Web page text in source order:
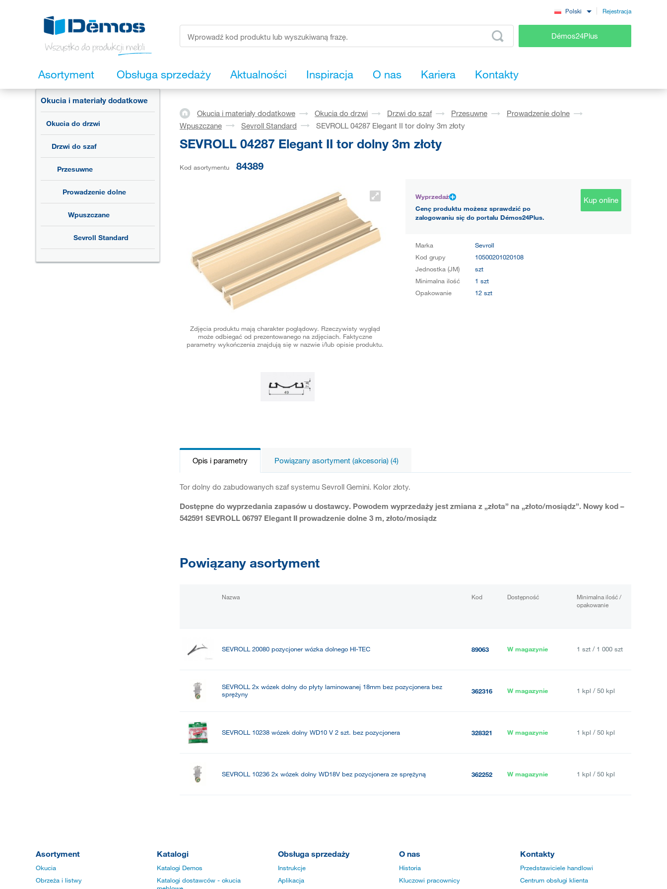
Polski Rejestracja
Démos24Plus
Asortyment Obsługa sprzedaży Aktualności Inspiracja O nas Kariera Kontakty
Okucia i materiały dodatkowe
Okucia do drzwi
Drzwi do szaf
Przesuwne
Prowadzenie dolne
Wpuszczane
Sevroll Standard
Okucia i materiały dodatkowe Okucia do drzwi Drzwi do szaf Przesuwne
Prowadzenie dolne
Wpuszczane
Sevroll Standard SEVROLL 04287 Elegant II tor dolny 3m złoty
SEVROLL 04287 Elegant II tor dolny 3m złoty
Kod asortymentu 84389
Zdjęcia produktu mają charakter poglądowy. Rzeczywisty wygląd
może odbiegać od prezentowanego na zdjęciach. Faktyczne
parametry wykończenia znajdują się w nazwie i/lub opisie produktu.
Wyprzedaż
Cenę produktu możesz sprawdzić po
zalogowaniu się do portalu Démos24Plus.
Kup online
Marka
Sevroll
Kod grupy
10500201020108
Jednostka (JM)
szt
Minimalna ilość
1 szt
Opakowanie
12 szt
Opis i parametry Powiązany asortyment (akcesoria) (4)
Tor dolny do zabudowanych szaf systemu Sevroll Gemini. Kolor złoty.
Dostępne do wyprzedania zapasów u dostawcy. Powodem wyprzedaży jest zmiana z „złota” na „złoto/mosiądz”. Nowy kod –
542591 SEVROLL 06797 Elegant II prowadzenie dolne 3 m, złoto/mosiądz
Powiązany asortyment
Nazwa Kod Dostępność
Minimalna ilość /
opakowanie
SEVROLL 20080 pozycjoner wózka dolnego HI-TEC 89063 W magazynie 1 szt / 1 000 szt
SEVROLL 2x wózek dolny do płyty laminowanej 18mm bez pozycjonera bez
sprężyny
362316 W magazynie 1 kpl / 50 kpl
SEVROLL 10238 wózek dolny WD10 V 2 szt. bez pozycjonera 328321 W magazynie 1 kpl / 50 kpl
SEVROLL 10236 2x wózek dolny WD18V bez pozycjonera ze sprężyną 362252 W magazynie 1 kpl / 50 kpl
Asortyment
Okucia
Obrzeża i listwy
Katalogi
Katalogi Demos
Katalogi dostawców - okucia
Obsługa sprzedaży
Instrukcje
Aplikacja
O nas
Historia
Kluczowi pracownicy
Kontakty
Przedstawiciele handlowi
Centrum obsługi klienta